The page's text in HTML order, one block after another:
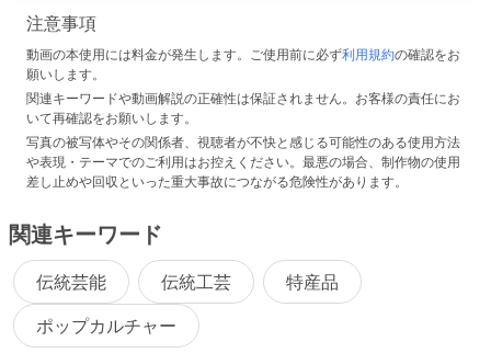
注意事項
動画の本使用には料金が発生します。ご使用前に必ず利用規約の確認をお
願いします。
関連キーワードや動画解説の正確性は保証されません。お客様の責任にお
いて再確認をお願いします。
写真の被写体やその関係者、視聴者が不快と感じる可能性のある使用方法
や表現・テーマでのご利用はお控えください。最悪の場合、制作物の使用
差し止めや回収といった重大事故につながる危険性があります。
関連キーワード
伝統芸能 伝統工芸
特産品
ポップカルチャー